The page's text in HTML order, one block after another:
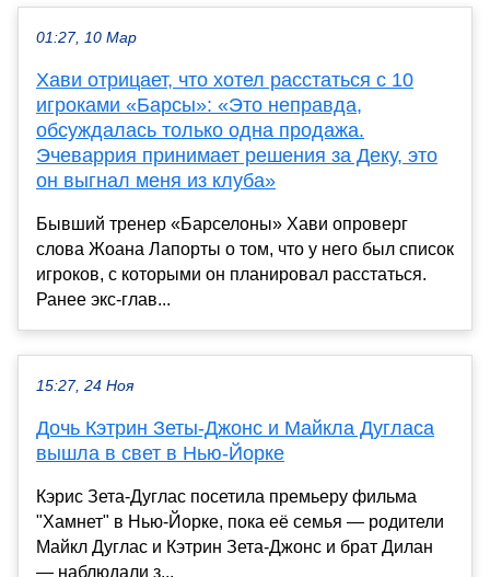
01:27, 10 Мар
Хави отрицает, что хотел расстаться с 10
игроками «Барсы»: «Это неправда,
обсуждалась только одна продажа.
Эчеваррия принимает решения за Деку, это
он выгнал меня из клуба»
Бывший тренер «Барселоны» Хави опроверг
слова Жоана Лапорты о том, что у него был список
игроков, с которыми он планировал расстаться.
Ранее экс-глав...
15:27, 24 Ноя
Дочь Кэтрин Зеты-Джонс и Майкла Дугласа
вышла в свет в Нью-Йорке
Кэрис Зета-Дуглас посетила премьеру фильма
"Хамнет" в Нью-Йорке, пока её семья — родители
Майкл Дуглас и Кэтрин Зета-Джонс и брат Дилан
— наблюдали з...